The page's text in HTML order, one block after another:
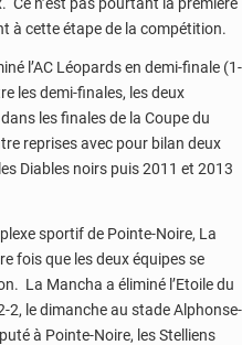
à cette étape de la compétition.
l’AC Léopards en demi-finale (1-
les demi-finales, les deux
les finales de la Coupe du
reprises avec pour bilan deux
Diables noirs puis 2011 et 2013
sportif de Pointe-Noire, La
fois que les deux équipes se
La Mancha a éliminé l’Etoile du
2, le dimanche au stade Alphonse-
à Pointe-Noire, les Stelliens